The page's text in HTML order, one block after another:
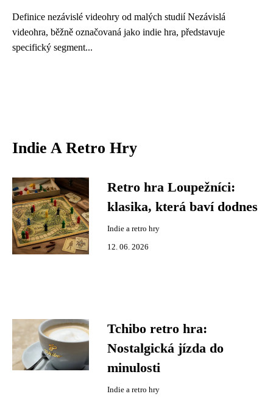
Definice nezávislé videohry od malých studií Nezávislá
videohra, běžně označovaná jako indie hra, představuje
specifický segment...
Indie A Retro Hry
Retro hra Loupežníci:
klasika, která baví dodnes
Indie a retro hry
12. 06. 2026
Tchibo retro hra:
Nostalgická jízda do
minulosti
Indie a retro hry